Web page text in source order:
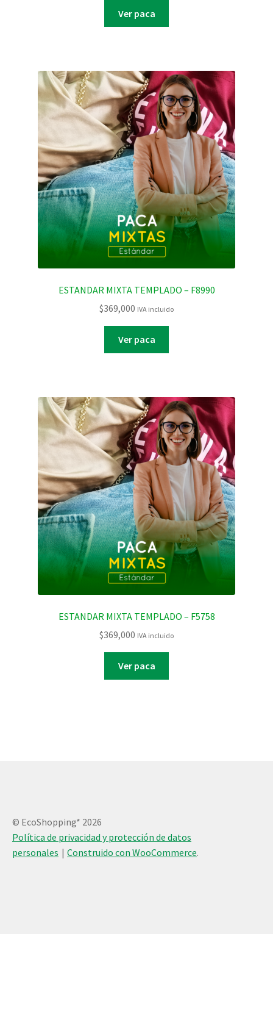
Ver paca
ESTANDAR MIXTA TEMPLADO – F8990
$369,000 IVA incluido
Ver paca
ESTANDAR MIXTA TEMPLADO – F5758
$369,000 IVA incluido
Ver paca
© EcoShopping* 2026
Política de privacidad y protección de datos
personales
Construido con WooCommerce.